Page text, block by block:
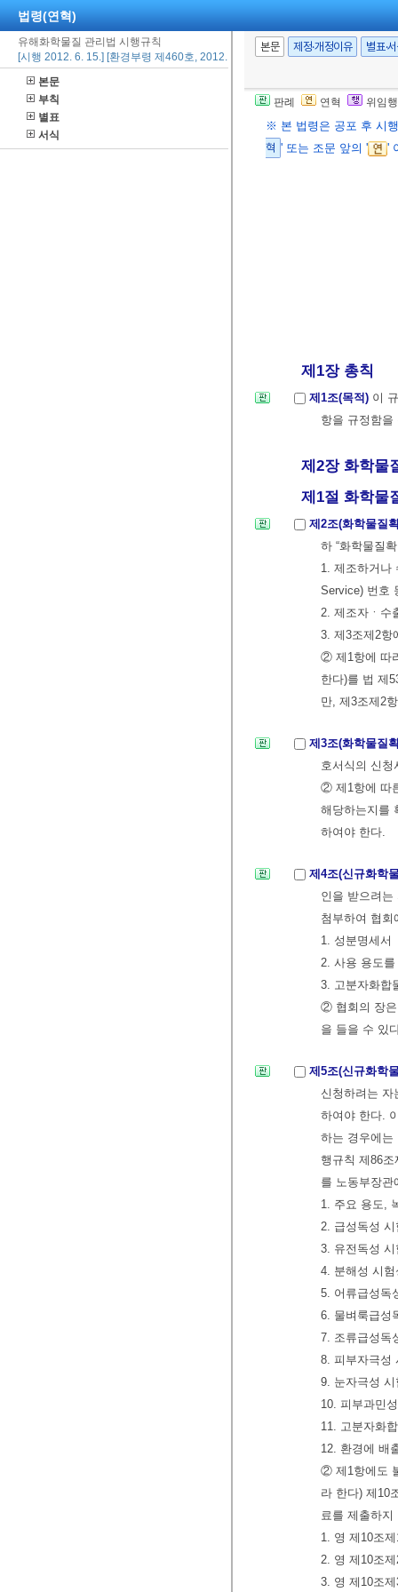
법령(연혁)
유해화학물질 관리법 시행규칙
[시행 2012. 6. 15.] [환경부령 제460호, 2012. 6. 15., 타법개정]
본문
부칙
별표
서식
본문 제정·개정이유 별표·
판례 연혁 위임
※ 본 법령은 공포 후 시
혁 ' 또는 조문 앞의 ' '
제1장 총칙
제1조(목적) 이
항을 규정함을
제2장 화학물질
제1절 화학물질
제2조(화학물질
하 “화학물질
1. 제조하거나
Service) 번호
2. 제조자ㆍ수
3. 제3조제2항
② 제1항에 따
한다)를 법 제
만, 제3조제2
제3조(화학물질
호서식의 신청
② 제1항에 따
해당하는지를
하여야 한다.
제4조(신규화학
인을 받으려
첨부하여 협회
1. 성분명세서
2. 사용 용도
3. 고분자화합
② 협회의 장은
을 들을 수 있
제5조(신규화학
신청하려는
하여야 한다.
하는 경우에는
행규칙 제86
를 노동부장관
1. 주요 용도,
2. 급성독성 시
3. 유전독성 시
4. 분해성 시험
5. 어류급성독
6. 물벼룩급성
7. 조류급성독
8. 피부자극성
9. 눈자극성 시
10. 피부과민
11. 고분자화
12. 환경에 배
② 제1항에도
라 한다) 제10
료를 제출하
1. 영 제10조
2. 영 제10조
3. 영 제10조